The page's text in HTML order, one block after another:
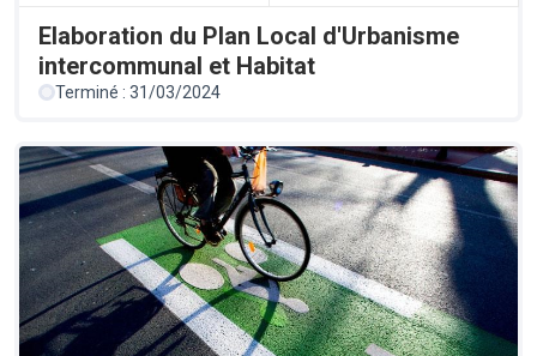
Elaboration du Plan Local d'Urbanisme
intercommunal et Habitat
Terminé : 31/03/2024